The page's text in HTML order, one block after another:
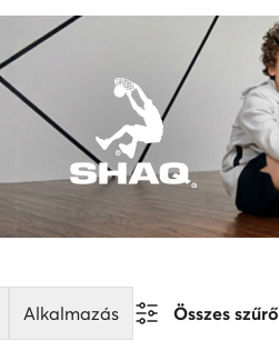
Alkalmazás Összes szűrő